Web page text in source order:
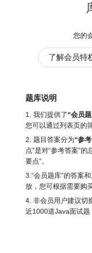
您的
了解会员特
题库说明
1. 我们提供了“会员
您可以通过列表页的
2. 题目答案分为“参
点”是对“参考答案”
要点”。
3.“会员题库”的答案
放，您可根据需要购
4. 非会员用户建议切
近1000道Java面试题